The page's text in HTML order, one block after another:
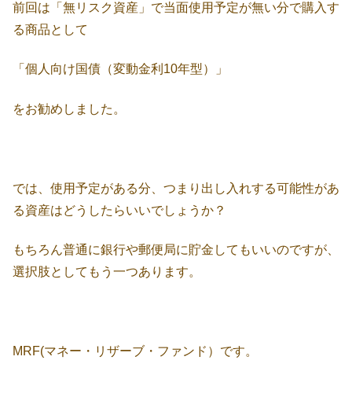
前回は「無リスク資産」で当面使用予定が無い分で購入す
る商品として
「個人向け国債（変動金利10年型）」
をお勧めしました。
では、使用予定がある分、つまり出し入れする可能性があ
る資産はどうしたらいいでしょうか？
もちろん普通に銀行や郵便局に貯金してもいいのですが、
選択肢としてもう一つあります。
MRF(マネー・リザーブ・ファンド）です。